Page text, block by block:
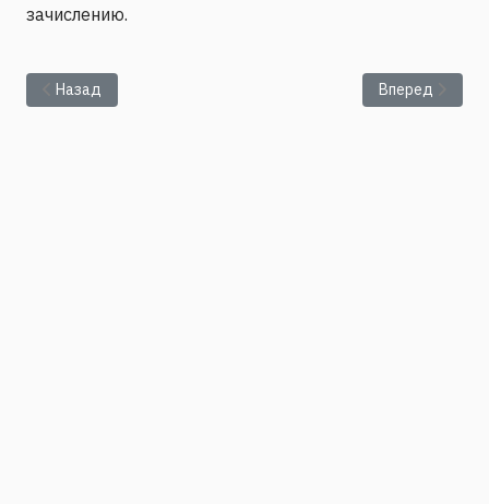
зачислению.
Предыдущий: Результаты сдачи вступительного экзамена
Назад Следующий:
Вперед